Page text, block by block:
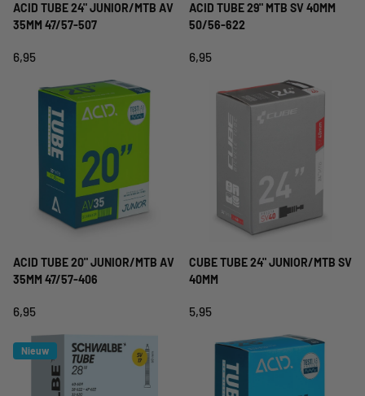
ACID TUBE 24" JUNIOR/MTB AV
35MM 47/57-507
6,95
ACID TUBE 29" MTB SV 40MM
50/56-622
6,95
ACID TUBE 20" JUNIOR/MTB AV
35MM 47/57-406
6,95
CUBE TUBE 24" JUNIOR/MTB SV
40MM
5,95
Nieuw